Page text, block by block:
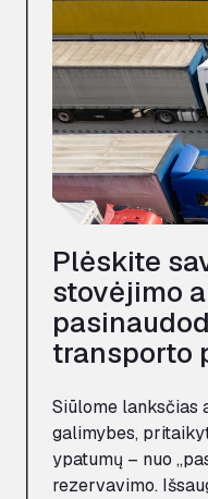
Plėskite
stovėjimo
transporto
Siūlome lanksčias
galimybes,
ypatumų – nuo
rezervavimo.